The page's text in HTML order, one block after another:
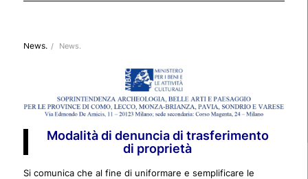
News. / News.
Modalità di denuncia di trasferimento
di proprietà
Si comunica che al fine di uniformare e semplificare le